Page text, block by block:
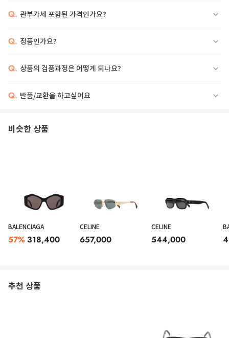
Q. 관부가세 포함된 가격인가요?
Q. 정품인가요?
Q. 상품의 검품과정은 어떻게 되나요?
Q. 반품/교환을 하고싶어요
비슷한 상품
BALENCIAGA
57% 318,400
CELINE
657,000
CELINE
544,000
추천 상품